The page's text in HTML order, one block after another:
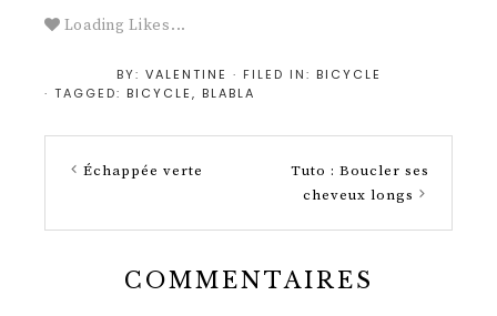
Loading Likes...
BY: VALENTINE · FILED IN: BICYCLE
· TAGGED: BICYCLE, BLABLA
Échappée verte
Tuto : Boucler ses
cheveux longs
COMMENTAIRES